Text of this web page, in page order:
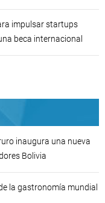
impulsar startups
beca internacional
inaugura una nueva
Bolivia
la gastronomía mundial